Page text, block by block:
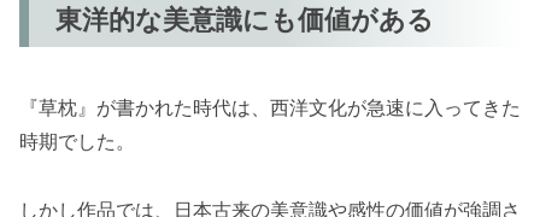
東洋的な美意識にも価値がある
『草枕』が書かれた時代は、西洋文化が急速に入ってきた
時期でした。
しかし作品では、日本古来の美意識や感性の価値が強調さ